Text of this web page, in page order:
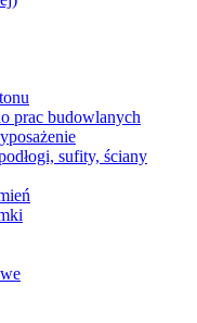
prac budowlanych
sufity, ściany